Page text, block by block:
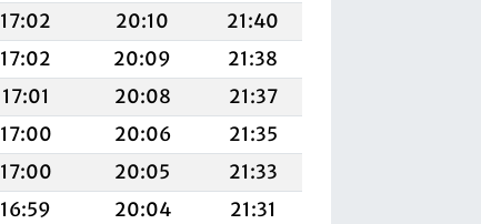
17:02 20:10
21:40
17:02 20:09
21:38
17:01 20:08
21:37
17:00 20:06
21:35
17:00 20:05
21:33
16:59 20:04
21:31